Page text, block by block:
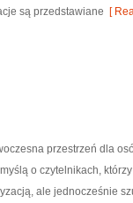
są przedstawiane [
przestrzeń dla
o czytelnikach,
ale jednocześnie